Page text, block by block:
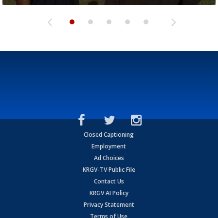
Closed Captioning
Employment
Ad Choices
KRGV-TV Public File
Contact Us
KRGV AI Policy
Privacy Statement
Terms of Use